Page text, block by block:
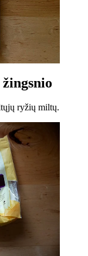
ryžių miltų.